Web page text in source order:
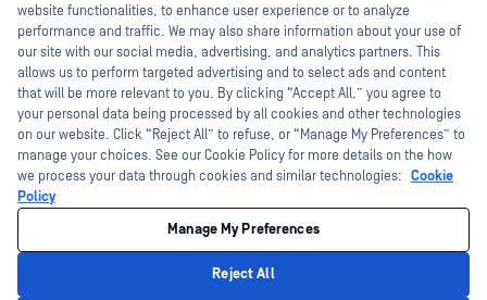
©2026OPSWAT . 保留所有权利。OPSWAT、MetaDefender、Metascan、
MetaAccess、OPSWAT 、"不信任文件，不信任设备"、"OPSWAT "、"保护全球关
键基础设施"、"Deep CDR™技术"、"InQuest"、"InQuest标
识"、"DFI"、"RetroHunt"、"深度文件检测"及"加入追踪"OPSWAT 的商标。第三方
商标归其各自所有者所有。
您在加利福尼亚州的隐私选择
website functionalities, to enhance user experience or to analyze
performance and traffic. We may also share information about your use of
our site with our social media, advertising, and analytics partners. This
allows us to perform targeted advertising and to select ads and content
that will be more relevant to you. By clicking “Accept All,” you agree to
your personal data being processed by all cookies and other technologies
on our website. Click “Reject All” to refuse, or “Manage My Preferences” to
manage your choices. See our Cookie Policy for more details on the how
we process your data through cookies and similar technologies: Cookie
Policy
Manage My Preferences
Reject All
I'm Ozzy, your OPSWAT virtual assistant.
How can I help you secure what's critical
today?